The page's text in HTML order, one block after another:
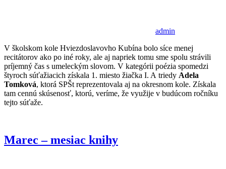
admin
V školskom kole Hviezdoslavovho Kubína bolo síce menej
recitátorov ako po iné roky, ale aj napriek tomu sme spolu strávili
príjemný čas s umeleckým slovom. V kategórii poézia spomedzi
štyroch súťažiacich získala 1. miesto žiačka I. A triedy Adela
Tomková, ktorá SPŠt reprezentovala aj na okresnom kole. Získala
tam cennú skúsenosť, ktorú, veríme, že využije v budúcom ročníku
tejto súťaže.
Marec – mesiac knihy